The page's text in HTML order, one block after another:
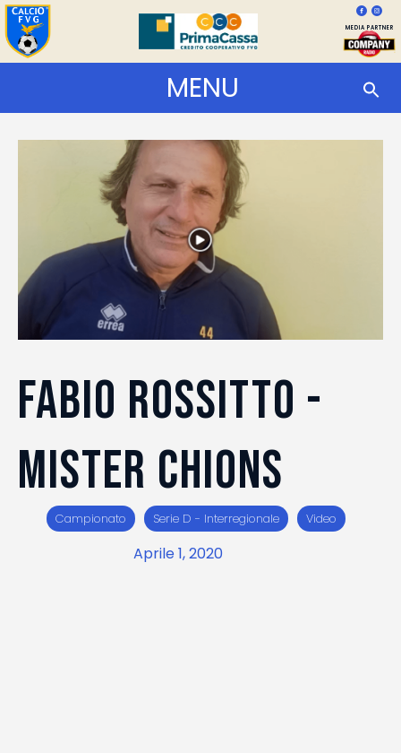
MEDIA PARTNER
MENU
FABIO ROSSITTO -
MISTER CHIONS
Campionato Serie D - Interregionale Video
Aprile 1, 2020